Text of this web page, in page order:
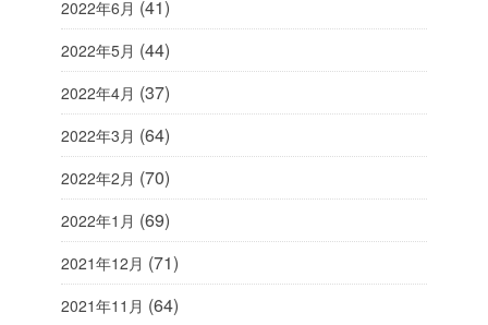
2022年6月 (41)
2022年5月 (44)
2022年4月 (37)
2022年3月 (64)
2022年2月 (70)
2022年1月 (69)
2021年12月 (71)
2021年11月 (64)